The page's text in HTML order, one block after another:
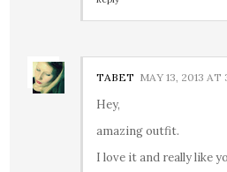
TABET MAY 13, 2013 AT
Hey,
amazing outfit.
I love it and really like